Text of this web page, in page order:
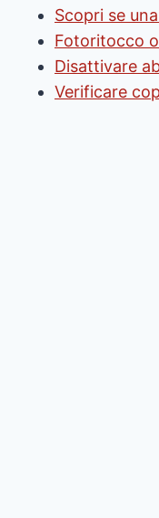
Scopri se
Fotoritocco
Disattivare
Verificare